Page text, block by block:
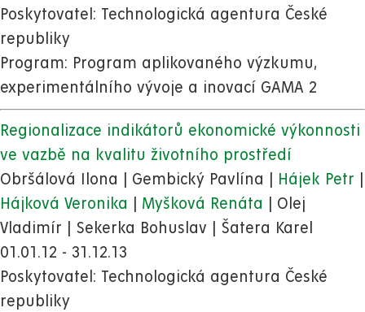
Poskytovatel: Technologická agentura České
republiky
Program: Program aplikovaného výzkumu,
experimentálního vývoje a inovací GAMA 2
Regionalizace indikátorů ekonomické výkonnosti
ve vazbě na kvalitu životního prostředí
Obršálová Ilona | Gembický Pavlína |
Hájek Petr
Hájková Veronika
Myšková Renáta | Olej
Vladimír | Sekerka Bohuslav | Šatera Karel
01.01.12 - 31.12.13
Poskytovatel: Technologická agentura České
republiky